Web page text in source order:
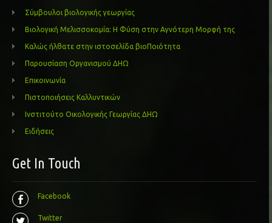
Σύμβουλοι βιολογικής γεωργίας
Βιολογική Μελισσοκομία: Η Φύση στην Αγνότερη Μορφή της
Καλώς ήλθατε στην ιστοσελίδα βιοΠοιότητα
Παρουσίαση Οργανισμού ΔΗΩ
Επικοινωνία
Πιστοποιήσεις Καλλυντικών
Ινστιτούτο Οικολογικής Γεωργίας ΔΗΩ
Ειδήσεις
Get In Touch
Facebook
Twitter